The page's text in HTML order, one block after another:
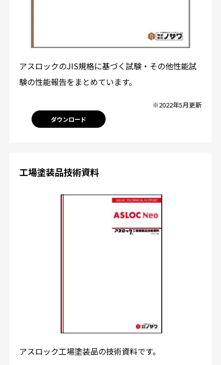
アスロックのJIS規格に基づく試験・その他性能試
験の性能報告をまとめています。
※2022年5月更新
ダウンロード
工場塗装品技術資料
アスロック工場塗装品の技術資料です。